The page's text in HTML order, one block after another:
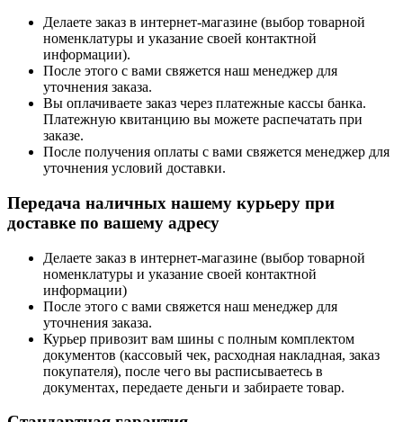
Делаете заказ в интернет-магазине (выбор товарной
номенклатуры и указание своей контактной
информации).
После этого с вами свяжется наш менеджер для
уточнения заказа.
Вы оплачиваете заказ через платежные кассы банка.
Платежную квитанцию вы можете распечатать при
заказе.
После получения оплаты с вами свяжется менеджер для
уточнения условий доставки.
Передача наличных нашему курьеру при
доставке по вашему адресу
Делаете заказ в интернет-магазине (выбор товарной
номенклатуры и указание своей контактной
информации)
После этого с вами свяжется наш менеджер для
уточнения заказа.
Курьер привозит вам шины с полным комплектом
документов (кассовый чек, расходная накладная, заказ
покупателя), после чего вы расписываетесь в
документах, передаете деньги и забираете товар.